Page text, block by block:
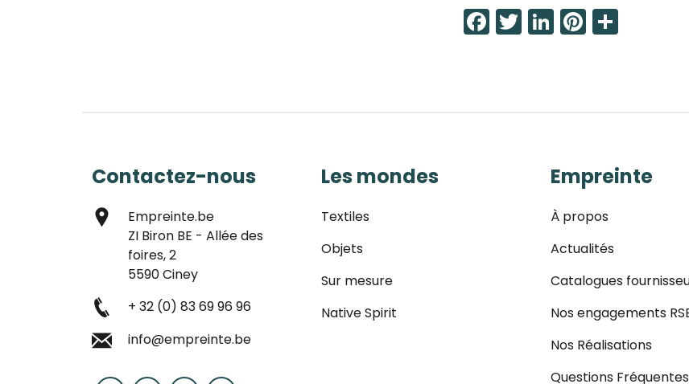
Facebook
Twitter
LinkedIn
Pinterest
Contactez-nous
Empreinte.be
ZI Biron BE - Allée des
foires, 2
5590 Ciney
+ 32 (0) 83 69 96 96
info@empreinte.be
Les mondes
Textiles
Objets
Sur mesure
Native Spirit
Empreinte
À propos
Actualités
Catalogues
Nos engagements
Nos Réalisations
Questions Fréquentes